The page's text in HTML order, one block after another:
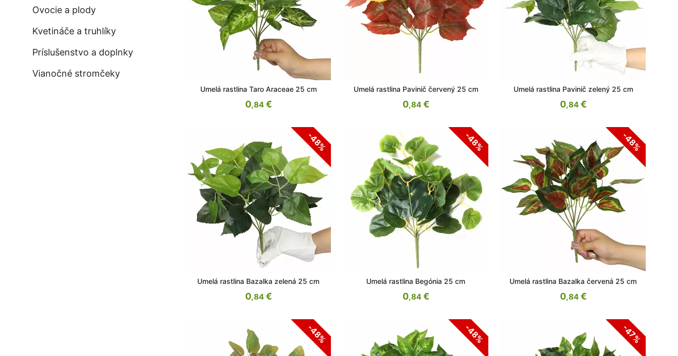
Ovocie a plody
Kvetináče a truhlíky
Príslušenstvo a doplnky
Vianočné stromčeky
Umelá rastlina Taro Araceae 25 cm
0,84€
Umelá rastlina Pavinič červený 25 cm
0,84€
Umelá rastlina Pavinič zelený 25 cm
0,84€
-48%
Umelá rastlina Bazalka zelená 25 cm
0,84€
-48%
Umelá rastlina Begónia 25 cm
0,84€
-48%
Umelá rastlina Bazalka červená 25 cm
0,84€
-48% -48% -47%